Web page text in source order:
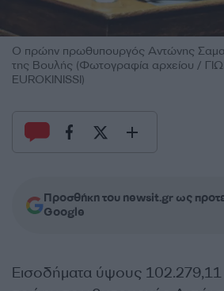
Ο πρώην πρωθυπουργός Αντώνης
της Βουλής (Φωτογραφία αρχείου /
EUROKINISSI)
Προσθήκη του newsit.gr ως
Google
Εισοδήματα ύψους